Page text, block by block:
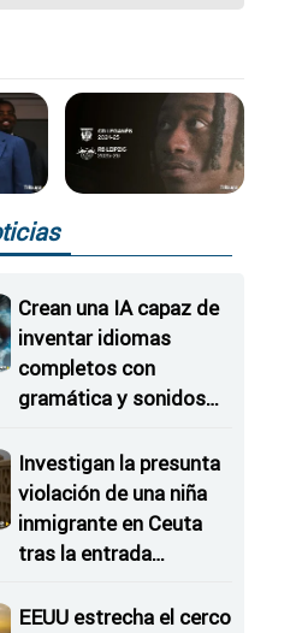
Crean una IA capaz de
inventar idiomas
completos con
gramática y sonidos
Investigan la presunta
violación de una niña
inmigrante en Ceuta
tras la entrada
EEUU estrecha el cerco